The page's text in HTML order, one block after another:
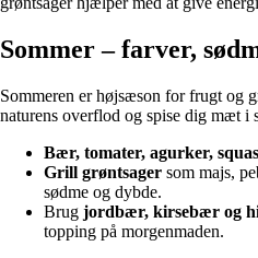
Sommer – farver,
Sommeren er højsæson for frugt og
naturens overflod og spise dig mæt i
Bær, tomater, agurker,
Grill grøntsager som majs,
sødme og dybde.
Brug jordbær, kirsebær og
topping på morgenmaden.